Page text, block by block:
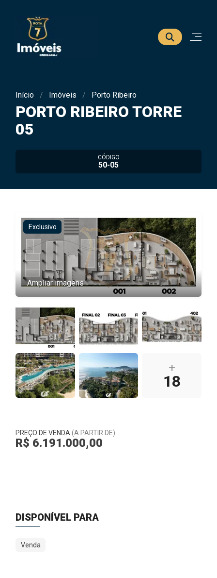
Início Imóveis Porto Ribeiro
PORTO RIBEIRO TORRE
05
CÓDIGO
50-05
Ampliar imagens
Exclusivo
+
18
PREÇO DE VENDA(A PARTIR DE)
R$ 6.191.000,00
DISPONÍVEL PARA
Venda